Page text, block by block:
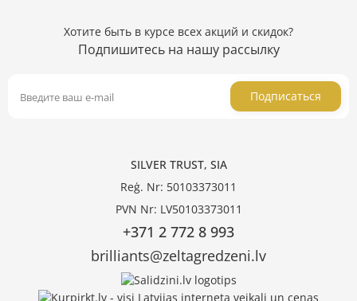
Хотите быть в курсе всех акций и скидок?
Подпишитесь на нашу рассылку
Подписаться
SILVER TRUST, SIA
Reģ. Nr: 50103373011
PVN Nr: LV50103373011
+371 2 772 8 993
brilliants@zeltagredzeni.lv